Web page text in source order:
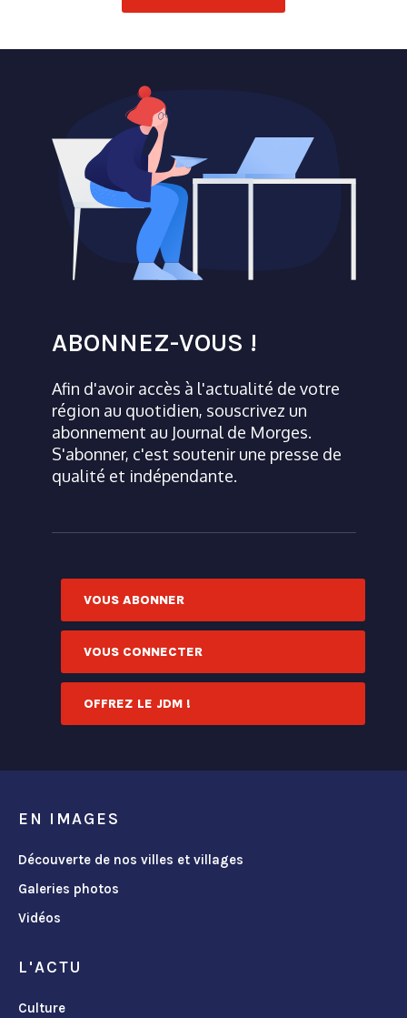
ABONNEZ-VOUS !
Afin d'avoir accès à l'actualité de votre
région au quotidien, souscrivez un
abonnement au Journal de Morges.
S'abonner, c'est soutenir une presse de
qualité et indépendante.
VOUS ABONNER
VOUS CONNECTER
OFFREZ LE JDM !
EN IMAGES
Découverte de nos villes et villages
Galeries photos
Vidéos
L'ACTU
Culture